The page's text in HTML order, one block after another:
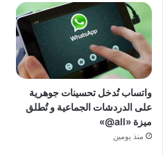
واتساب تُدخل تحسينات جوهرية
على الدردشات الجماعية و تُطلق
ميزة «all@»
منذ يومين